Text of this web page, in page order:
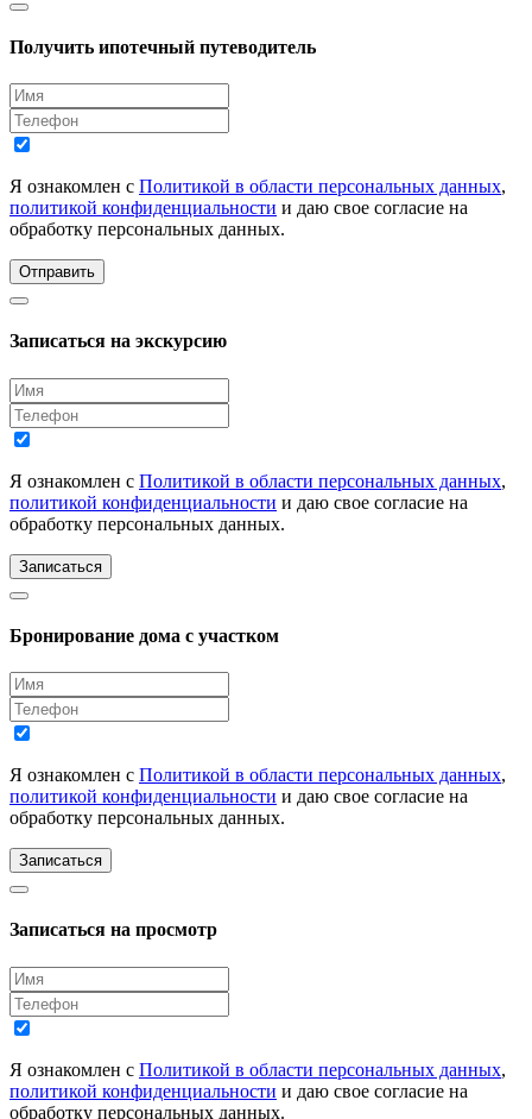
Получить ипотечный путеводитель
Я ознакомлен с Политикой в области персональных данных,
политикой конфиденциальности и даю свое согласие на
обработку персональных данных.
Отправить
Записаться на экскурсию
Я ознакомлен с Политикой в области персональных данных,
политикой конфиденциальности и даю свое согласие на
обработку персональных данных.
Записаться
Бронирование дома с участком
Я ознакомлен с Политикой в области персональных данных,
политикой конфиденциальности и даю свое согласие на
обработку персональных данных.
Записаться
Записаться на просмотр
Я ознакомлен с Политикой в области персональных данных,
политикой конфиденциальности и даю свое согласие на
обработку персональных данных.